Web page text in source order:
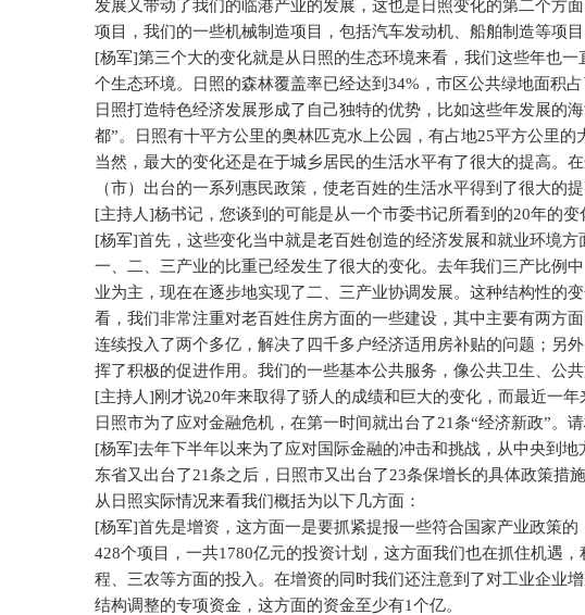
发展又带动了我们的临港产业的发展，这也是日照变化的第二个方
项目，我们的一些机械制造项目，包括汽车发动机、船舶制造等项
[杨军]第三个大的变化就是从日照的生态环境来看，我们这些年也
个生态环境。日照的森林覆盖率已经达到 34% ，市区公共绿地面积占
日照打造特色经济发展形成了自己独特的优势，比如这些年发展的
都”。日照有十平方公里的奥林匹克水上公园，有占地25平方公里的
当然，最大的变化还是在于城乡居民的生活水平有了很大的提高。
（市）出台的一系列惠民政策，使老百姓的生活水平得到了很大的提
[主持人]杨书记，您谈到的可能是从一个市委书记所看到的20年的变
[杨军]首先，这些变化当中就是老百姓创造的经济发展和就业环境
一、二、三产业的比重已经发生了很大的变化。去年我们三产比例中
业为主，现在在逐步地实现了二、三产业协调发展。这种结构性的
看，我们非常注重对老百姓住房方面的一些建设，其中主要有两方
连续投入了两个多亿，解决了四千多户经济适用房补贴的问题；另
挥了积极的促进作用。我们的一些基本公共服务，像公共卫生、公
[主持人]刚才说20年来取得了骄人的成绩和巨大的变化，而最近一
日照市为了应对金融危机，在第一时间就出台了21条“经济新政”。
[杨军]去年下半年以来为了应对国际金融的冲击和挑战，从中央到
东省又出台了21条之后，日照市又出台了23条保增长的具体政策措
从日照实际情况来看我们概括为以下几方面：
[杨军]首先是增资，这方面一是要抓紧提报一些符合国家产业政策
428个项目，一共1780亿元的投资计划，这方面我们也在抓住机遇
程、三农等方面的投入。在增资的同时我们还注意到了对工业企业
结构调整的专项资金，这方面的资金至少有1个亿。